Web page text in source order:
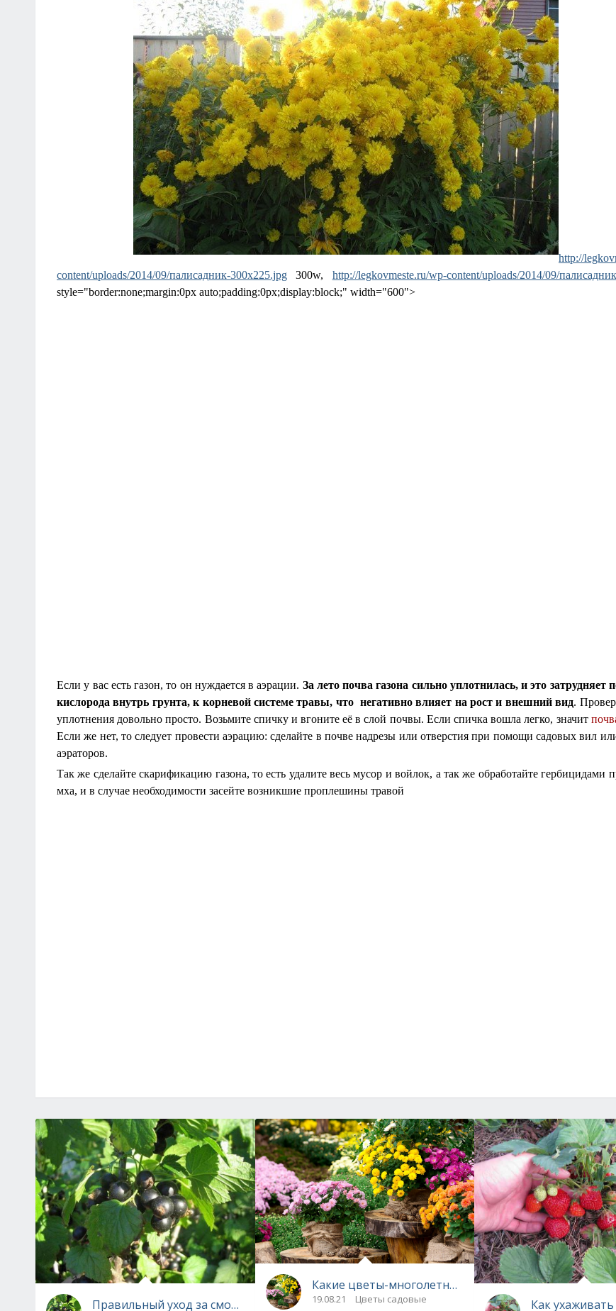
http://
content/uploads/2014/09/палисадник-300x225.jpg 300w, http://legkovmeste.ru/wp-content/uploads/2014/09/
style="border:none;margin:0px auto;padding:0px;display:block;" width="600">
Если у вас есть газон, то он нуждается в аэрации. За лето почва газона сильно уплотнилась, и это затрудняет
кислорода внутрь грунта, к корневой системе травы, что негативно влияет на рост и внешний вид.
уплотнения довольно просто. Возьмите спичку и вгоните её в слой почвы. Если спичка вошла легко, значит
Если же нет, то следует провести аэрацию: сделайте в почве надрезы или отверстия при помощи садовых вил
аэраторов.
Так же сделайте скарификацию газона, то есть удалите весь мусор и войлок, а так же обработайте гербицидами
мха, и в случае необходимости засейте возникшие проплешины травой
Правильный уход за смородиной
Какие цветы-многолетники посадить осенью
19.08.21 Цветы садовые Как